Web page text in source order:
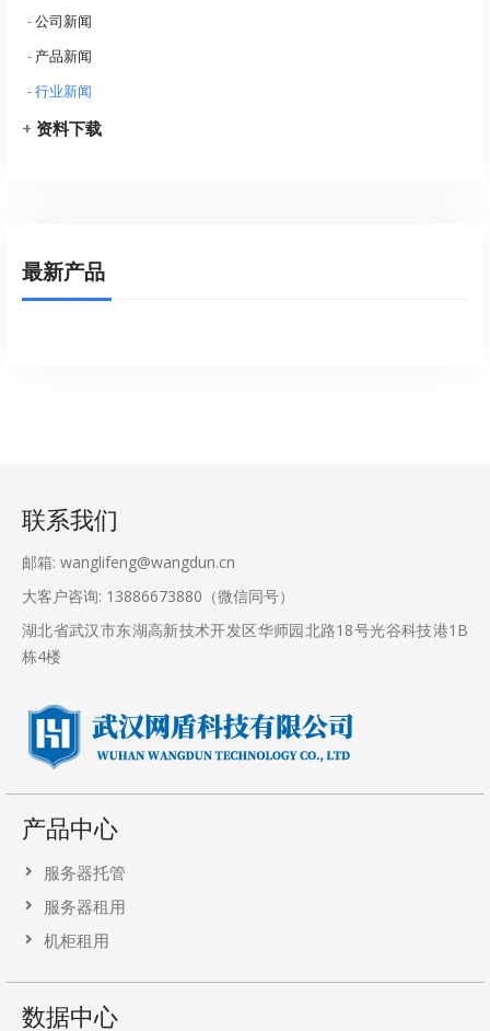
-公司新闻
- 产品新闻
-行业新闻
+ 资料下载
最新产品
联系我们
邮箱: wanglifeng@wangdun.cn
大客户咨询: 13886673880（微信同号）
湖北省武汉市东湖高新技术开发区华师园北路18号光谷科技港1B
栋4楼
产品中心
服务器托管
服务器租用
机柜租用
数据中心